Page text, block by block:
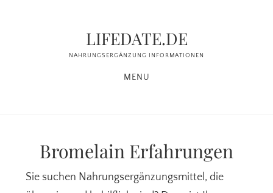
LIFEDATE.DE
NAHRUNGSERGÄNZUNG INFORMATIONEN
MENU
Bromelain Erfahrungen
Sie suchen Nahrungsergänzungsmittel, die